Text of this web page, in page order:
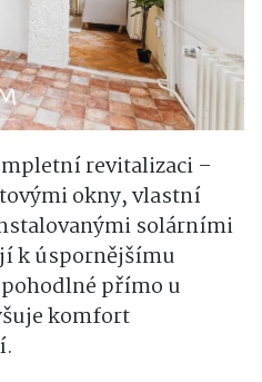
revitalizaci –
okny, vlastní
solárními
k úspornějšímu
přímo u
komfort